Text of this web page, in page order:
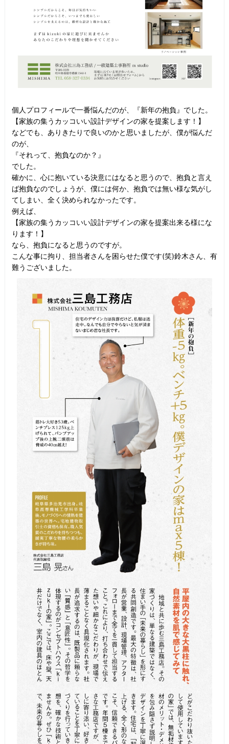
個人プロフィールで一番悩んだのが、『新年の抱負』でした。
【家族の集うカッコいい設計デザインの家を提案します！】
などでも、ありきたりで良いのかと思いましたが、僕が悩んだ
のが、
『それって、抱負なのか？』
でした。
確かに、心に抱いている決意にはなると思うので、抱負と言え
ば抱負なのでしょうが、僕には何か、抱負では無い様な気がし
てしまい、全く決められなかったです。
例えば、
【家族の集うカッコいい設計デザインの家を提案出来る様にな
ります！】
なら、抱負になると思うのですが。
こんな事に拘り、担当者さんを困らせた僕です(笑)鈴木さん、有
難うございました。